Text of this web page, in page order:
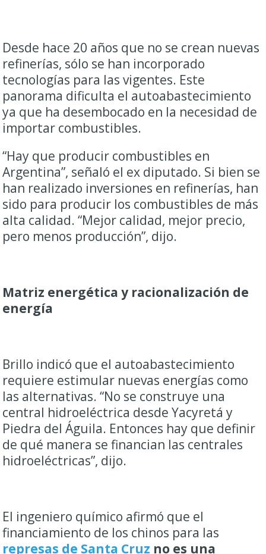
Desde hace 20 años que no se crean nuevas
refinerías, sólo se han incorporado
tecnologías para las vigentes. Este
panorama dificulta el autoabastecimiento
ya que ha desembocado en la necesidad de
importar combustibles.
“Hay que producir combustibles en
Argentina”, señaló el ex diputado. Si bien se
han realizado inversiones en refinerías, han
sido para producir los combustibles de más
alta calidad. “Mejor calidad, mejor precio,
pero menos producción”, dijo.
Matriz energética y racionalización de
energía
Brillo indicó que el autoabastecimiento
requiere estimular nuevas energías como
las alternativas. “No se construye una
central hidroeléctrica desde Yacyretá y
Piedra del Águila. Entonces hay que definir
de qué manera se financian las centrales
hidroeléctricas”, dijo.
El ingeniero químico afirmó que el
financiamiento de los chinos para las
represas de Santa Cruz no es una